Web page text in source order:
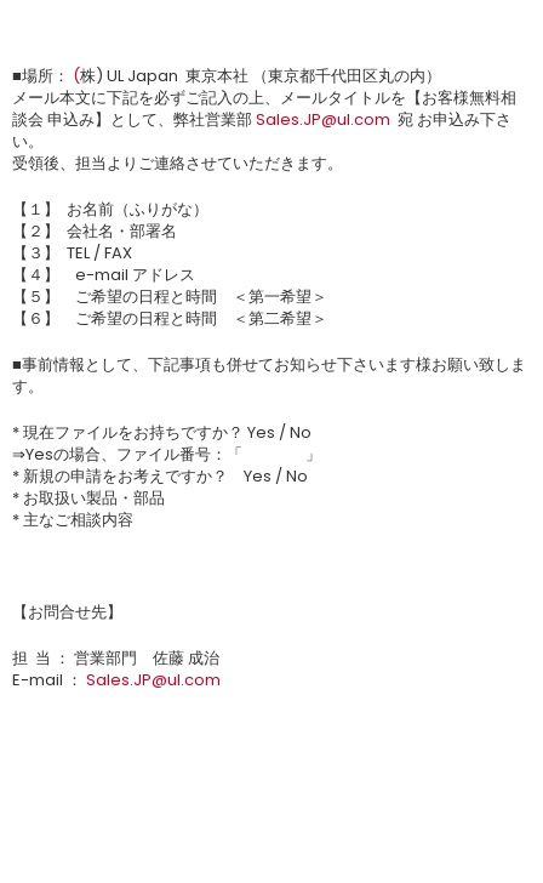
■場所： (株) UL Japan 東京本社 （東京都千代田区丸の内）
メール本文に下記を必ずご記入の上、メールタイトルを【お客様無料相
談会 申込み】として、弊社営業部Sales.JP@ul.com 宛 お申込み下さ
い。
受領後、担当よりご連絡させていただきます。
【１】 お名前（ふりがな）
【２】 会社名・部署名
【３】 TEL / FAX
【４】 e-mail アドレス
【５】 ご希望の日程と時間 ＜第一希望＞
【６】 ご希望の日程と時間 ＜第二希望＞
■事前情報として、下記事項も併せてお知らせ下さいます様お願い致しま
す。
* 現在ファイルをお持ちですか？ Yes / No
⇒Yesの場合、ファイル番号：「 」
* 新規の申請をお考えですか？ Yes / No
* お取扱い製品・部品
* 主なご相談内容
【お問合せ先】
担 当 ： 営業部門 佐藤 成治
E-mail ： Sales.JP@ul.com